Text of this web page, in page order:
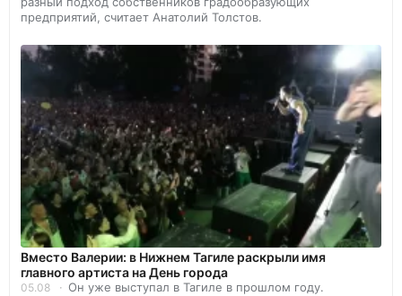
предприятий, считает Анатолий Толстов.
Вместо Валерии: в Нижнем Тагиле раскрыли имя
главного артиста на День города
05.08 Он уже выступал в Тагиле в прошлом году.